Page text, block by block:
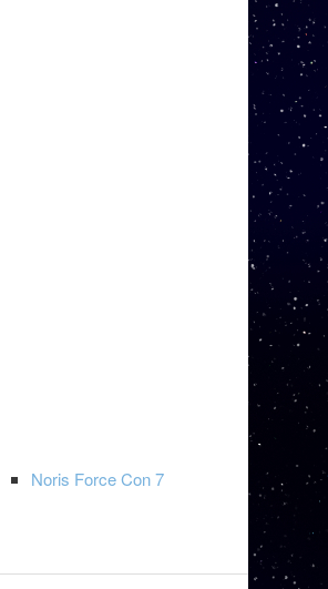
Noris Force Con 7